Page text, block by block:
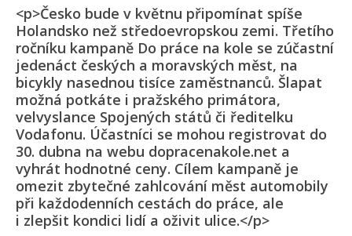
<p>Česko bude v květnu připomínat spíše
Holandsko než středoevropskou zemi. Třetího
ročníku kampaně Do práce na kole se zúčastní
jedenáct českých a moravských měst, na
bicykly nasednou tisíce zaměstnanců. Šlapat
možná potkáte i pražského primátora,
velvyslance Spojených států či ředitelku
Vodafonu. Účastníci se mohou registrovat do
30. dubna na webu dopracenakole.net a
vyhrát hodnotné ceny. Cílem kampaně je
omezit zbytečné zahlcování měst automobily
při každodenních cestách do práce, ale
i zlepšit kondici lidí a oživit ulice.</p>